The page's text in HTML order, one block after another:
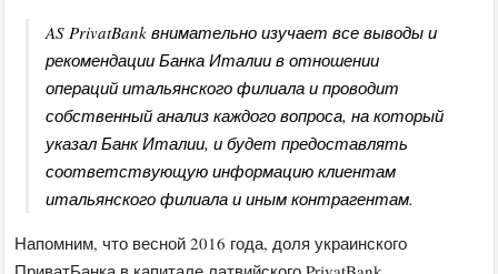
AS PrivatBank внимательно изучает все выводы и
рекомендации Банка Италии в отношении
операций итальянского филиала и проводит
собственный анализ каждого вопроса, на который
указал Банк Италии, и будет предоставлять
соответствующую информацию клиентам
итальянского филиала и иным контрагентам.
Напомним, что весной 2016 года, доля украинского